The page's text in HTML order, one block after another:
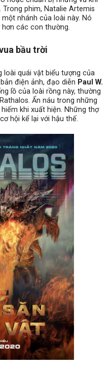
phim, Natalie Artemis
nhánh của loài này. Nó
các con thường.
bầu trời
loài quái vật biểu tượng của
điện ảnh, đạo diễn Paul W.
lồ của loài rồng này, thường
Ẩn náu trong những
khi xuất hiện. Những thợ
hội kể lại với hậu thế.